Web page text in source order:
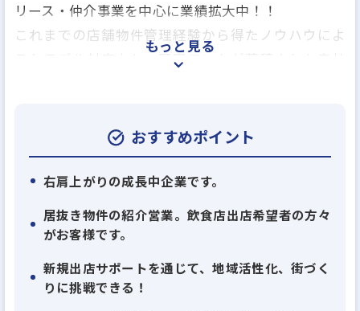
リース・仲介事業を中心に業績拡大中！！
これまでの店舗物件管理経験から得たノウハウによ
るトラブル対応力と、顧客でいたが蓄積された自社
◎店舗不動産の分野や居抜きというビジネスモデル
はまだまだ未整備な市場であり、弊社のような専門
性の高い企業が必要とされています。
適に取引できる環境を作り、新たな基準を創出し続
もっと見る
おすすめポイント
右肩上がりの成長中企業です。
居抜き物件の紹介営業。飲食店出店希望者の方々
がお客様です。
新規出店サポートを通じて、地域活性化、街づく
りに挑戦できる！